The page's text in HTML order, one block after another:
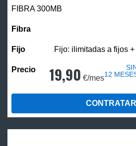
FIBRA 300MB
Fijo: ilimitadas a fijos
19,90 €/mes12
CONTRATAR